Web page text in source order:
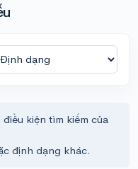
kiện tìm kiếm của
định dạng khác.